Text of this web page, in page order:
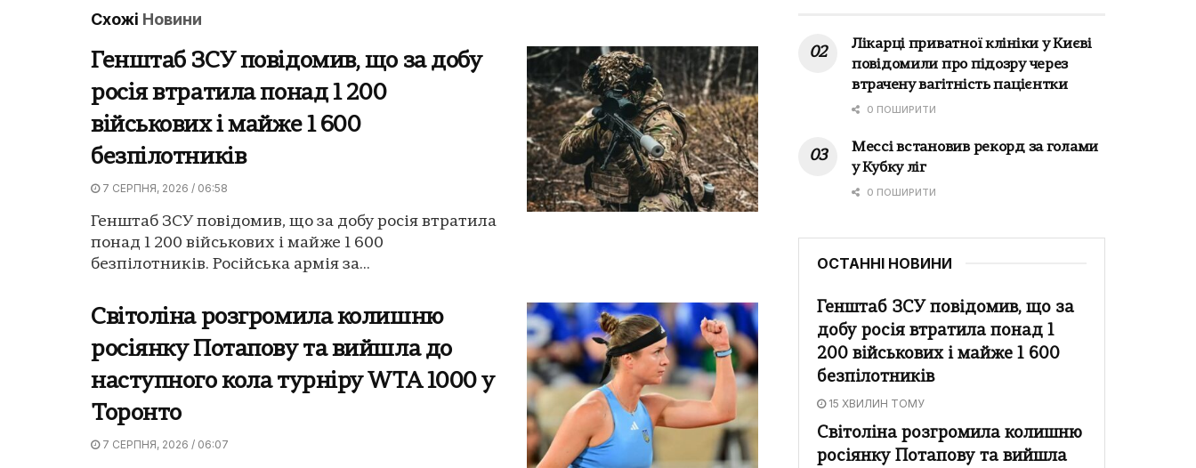
Схожі Новини
Генштаб ЗСУ повідомив, що за добу
росія втратила понад 1 200
військових і майже 1 600
безпілотників
7 СЕРПНЯ, 2026 / 06:58
Генштаб ЗСУ повідомив, що за добу росія втратила
понад 1 200 військових і майже 1 600
безпілотників. Російська армія за...
Світоліна розгромила колишню
росіянку Потапову та вийшла до
наступного кола турніру WTA 1000 у
Торонто
7 СЕРПНЯ, 2026 / 06:07
Лікарці приватної клініки у Києві
повідомили про підозру через
втрачену вагітність пацієнтки
0 ПОШИРИТИ
Мессі встановив рекорд за голами
у Кубку ліг
0 ПОШИРИТИ
ОСТАННІ НОВИНИ
Генштаб ЗСУ повідомив, що за
добу росія втратила понад 1
200 військових і майже 1 600
безпілотників
15 ХВИЛИН ТОМУ
Світоліна розгромила колишню
росіянку Потапову та вийшла